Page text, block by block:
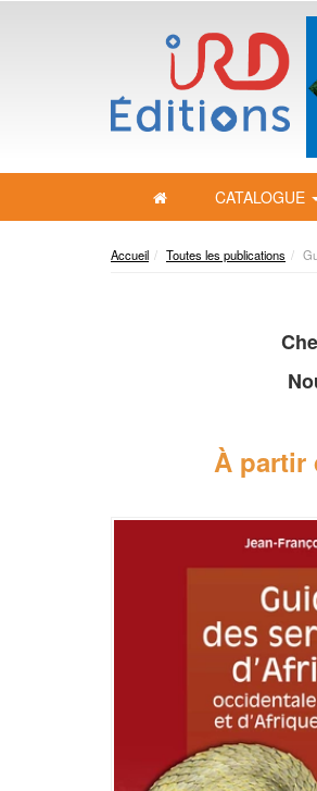
CATALOGUE
Accueil Toutes les publications
À partir